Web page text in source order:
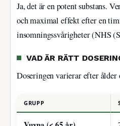
Ja, det är en potent substans.
och maximal effekt efter en
insomningssvårigheter (NHS
VAD ÄR RÄTT
Doseringen varierar efter ålder
GRUPP